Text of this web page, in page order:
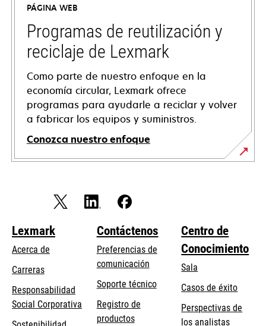
new
tab
PÁGINA WEB
Programas de reutilización y
reciclaje de Lexmark
Como parte de nuestro enfoque en la
economía circular, Lexmark ofrece
programas para ayudarle a reciclar y volver
a fabricar los equipos y suministros.
Conozca nuestro enfoque
Lexmark
Acerca de
Carreras
Responsabilidad
Social Corporativa opens
Contáctenos
Preferencias de
comunicación
Soporte técnicoopens
Registro de
productos
Centro de
Conocimiento
Sala
Casos de éxito
Perspectivas de
los analistas